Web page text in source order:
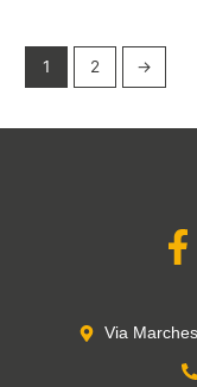
1 2 →
F
a
e
b
Via